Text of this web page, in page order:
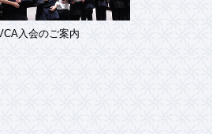
入会のご案内